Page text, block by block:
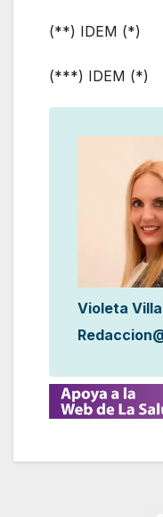
(**) IDEM (*)
(***) IDEM (*)
Violeta